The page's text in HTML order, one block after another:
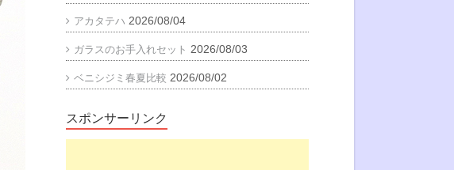
アカタテハ 2026/08/04
ガラスのお手入れセット 2026/08/03
ベニシジミ春夏比較 2026/08/02
スポンサーリンク